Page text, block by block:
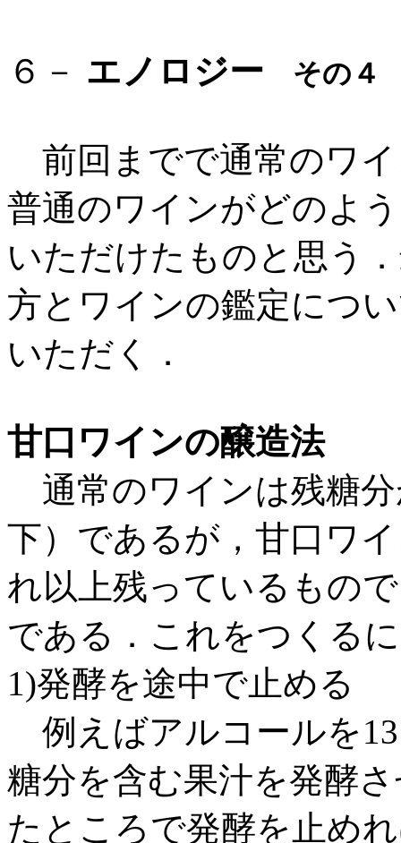
６－ エノロジー その４
前回までで通常のワ
普通のワインがどのよ
いただけたものと思う
方とワインの鑑定につ
いただく．
甘口ワインの醸造法
通常のワインは残糖
下）であるが，甘口ワ
れ以上残っているもの
である．これをつくる
1)発酵を途中で止める
例えばアルコールを
糖分を含む果汁を発酵
たところで発酵を止め